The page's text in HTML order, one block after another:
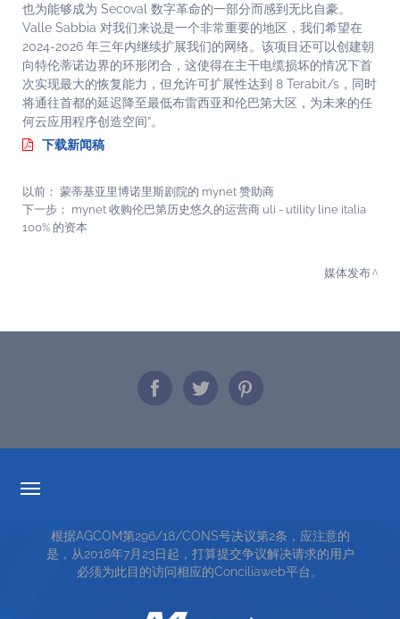
也为能够成为 Secoval 数字革命的一部分而感到无比自豪。
Valle Sabbia 对我们来说是一个非常重要的地区，我们希望在
2024-2026 年三年内继续扩展我们的网络。该项目还可以创建朝
向特伦蒂诺边界的环形闭合，这使得在主干电缆损坏的情况下首
次实现最大的恢复能力，但允许可扩展性达到 8 Terabit/s，同时
将通往首都的延迟降至最低布雷西亚和伦巴第大区，为未来的任
何云应用程序创造空间”。
下载新闻稿
以前： 蒙蒂基亚里博诺里斯剧院的 mynet 赞助商
下一步： mynet 收购伦巴第历史悠久的运营商 uli - utility line italia
100% 的资本
媒体发布
服务条款
TOP RICERCHE
根据AGCOM第296/18/CONS号决议第2条，应注意的
是，从2018年7月23日起，打算提交争议解决请求的用户
必须为此目的访问相应的Conciliaweb平台。